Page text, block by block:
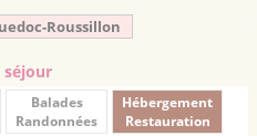
Roussillon
séjour
Balades
Randonnées
Hébergement
Restauration